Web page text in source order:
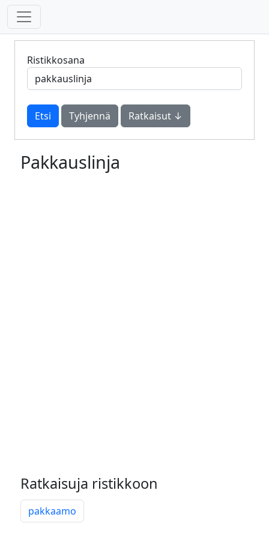
Ristikkosana
Tyhjennä Ratkaisut ↓
Pakkauslinja
Ratkaisuja ristikkoon
pakkaamo